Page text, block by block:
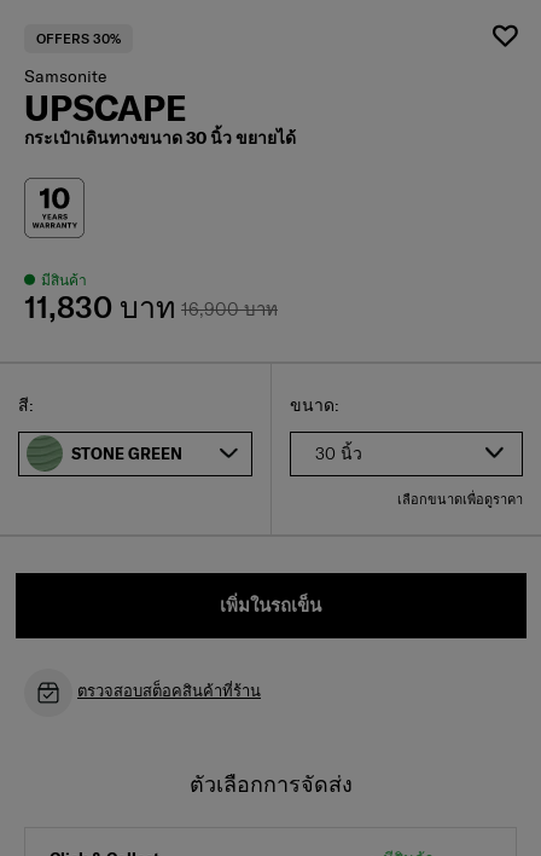
OFFERS 30%
Samsonite
UPSCAPE
กระเป๋าเดินทางขนาด 30 นิ้ว ขยายได้
มีสินค้า
16,900 บาท
11,830 บาท
เลือกขนาดของคุณ
Select
ขนาด:
30 นิ้ว
เลือกขนาดเพื่อดูราคา
Select
สี:
STONE GREEN
เพิ่มในรถเข็น
ตรวจสอบสต็อคสินค้าที่ร้าน
ตัวเลือกการจัดส่ง